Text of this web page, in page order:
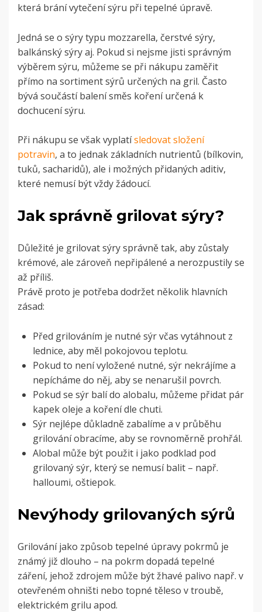
která brání vytečení sýru při tepelné úpravě.
Jedná se o sýry typu mozzarella, čerstvé sýry,
balkánský sýry aj. Pokud si nejsme jisti správným
výběrem sýru, můžeme se při nákupu zaměřit
přímo na sortiment sýrů určených na gril. Často
bývá součástí balení směs koření určená k
dochucení sýru.
Při nákupu se však vyplatísledovat složení
potravin, a to jednak základních nutrientů (bílkovin,
tuků, sacharidů), ale i možných přidaných aditiv,
které nemusí být vždy žádoucí.
Jak správně grilovat sýry?
Důležité je grilovat sýry správně tak, aby zůstaly
krémové, ale zároveň nepřipálené a nerozpustily se
až příliš.
Právě proto je potřeba dodržet několik hlavních
zásad:
Před grilováním je nutné sýr včas vytáhnout z
lednice, aby měl pokojovou teplotu.
Pokud to není vyložené nutné, sýr nekrájíme a
nepícháme do něj, aby se nenarušil povrch.
Pokud se sýr balí do alobalu, můžeme přidat pár
kapek oleje a koření dle chuti.
Sýr nejlépe důkladně zabalíme a v průběhu
grilování obracíme, aby se rovnoměrně prohřál.
Alobal může být použit i jako podklad pod
grilovaný sýr, který se nemusí balit – např.
halloumi, oštiepok.
Nevýhody grilovaných sýrů
Grilování jako způsob tepelné úpravy pokrmů je
známý již dlouho – na pokrm dopadá tepelné
záření, jehož zdrojem může být žhavé palivo např. v
otevřeném ohništi nebo topné těleso v troubě,
elektrickém grilu apod.